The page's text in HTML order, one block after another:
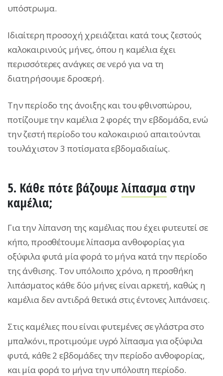
υπόστρωμα.
Ιδιαίτερη προσοχή χρειάζεται κατά τους ζεστούς
καλοκαιρινούς μήνες, όπου η καμέλια έχει
περισσότερες ανάγκες σε νερό για να τη
διατηρήσουμε δροσερή.
Την περίοδο της άνοιξης και του φθινοπώρου,
ποτίζουμε την καμέλια 2 φορές την εβδομάδα, ενώ
την ζεστή περίοδο του καλοκαιριού απαιτούνται
τουλάχιστον 3 ποτίσματα εβδομαδιαίως.
5. Κάθε πότε βάζουμε λίπασμα στην
καμέλια;
Για την λίπανση της καμέλιας που έχει φυτευτεί σε
κήπο, προσθέτουμε λίπασμα ανθοφορίας για
οξύφιλα φυτά μία φορά το μήνα κατά την περίοδο
της άνθισης. Τον υπόλοιπο χρόνο, η προσθήκη
λιπάσματος κάθε δύο μήνες είναι αρκετή, καθώς η
καμέλια δεν αντιδρά θετικά στις έντονες λιπάνσεις.
Στις καμέλιες που είναι φυτεμένες σε γλάστρα στο
μπαλκόνι, προτιμούμε υγρό λίπασμα για οξύφιλα
φυτά, κάθε 2 εβδομάδες την περίοδο ανθοφορίας,
και μία φορά το μήνα την υπόλοιπη περίοδο.